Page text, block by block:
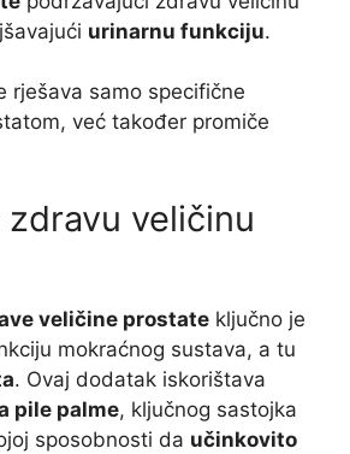
urinarnu funkciju.
rješava samo specifične
već također promiče
zdravu veličinu
veličine prostate ključno je
mokraćnog sustava, a tu
. Ovaj dodatak iskorištava
pile palme, ključnog sastojka
sposobnosti da učinkovito